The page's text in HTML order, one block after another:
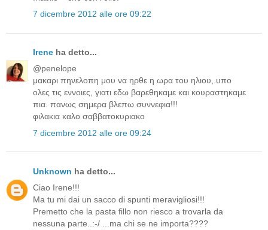
7 dicembre 2012 alle ore 09:22
Irene ha detto...
@penelope
μακαρι πηνελοπη μου να ηρθε η ωρα του ηλιου, υπο
ολες τις εννοιες, γιατι εδω βαρεθηκαμε και κουραστηκαμε
πια. πανως σημερα βλεπω συννεφια!!!
φιλακια καλο σαββατοκυριακο
7 dicembre 2012 alle ore 09:24
Unknown ha detto...
Ciao Irene!!!
Ma tu mi dai un sacco di spunti meravigliosi!!!
Premetto che la pasta fillo non riesco a trovarla da
nessuna parte..:-/ ...ma chi se ne importa????